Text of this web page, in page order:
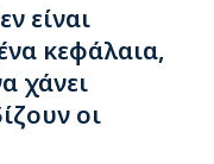
είναι
κεφάλαια,
χάνει
οι